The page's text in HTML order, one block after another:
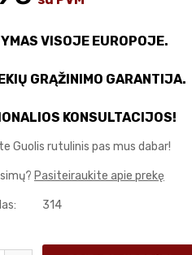
VISOJE EUROPOJE.
GRĄŽINIMO GARANTIJA.
KONSULTACIJOS!
Guolis rutulinis pas mus dabar!
Pasiteiraukite apie prekę
314